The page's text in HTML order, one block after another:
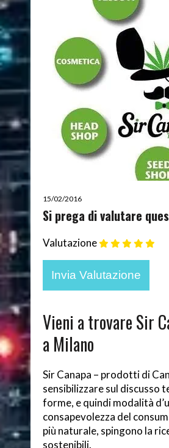
15/02/2016
Si prega di valutare
Valutazione
Vieni a trovare Sir
a Milano
Sir Canapa – prodotti di
sensibilizzare sul discusso
forme, e quindi modalità
consapevolezza del
più naturale, spingono la
sostenibili.